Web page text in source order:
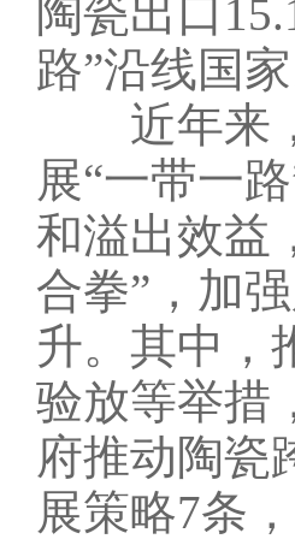
陶瓷出口
路”沿线国家
近年来，
展“一带一
和溢出效益
合拳”，加
升。其中，
验放等举措
府推动陶瓷
展策略7条